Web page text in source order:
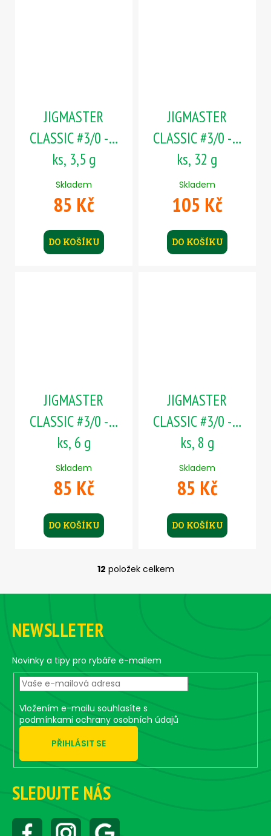
JIGMASTER
CLASSIC #3/0 - 5
ks, 3,5 g
Skladem
85 Kč
DO KOŠÍKU
JIGMASTER
CLASSIC #3/0 - 5
ks, 32 g
Skladem
105 Kč
DO KOŠÍKU
JIGMASTER
CLASSIC #3/0 - 5
ks, 6 g
Skladem
85 Kč
DO KOŠÍKU
JIGMASTER
CLASSIC #3/0 - 5
ks, 8 g
Skladem
85 Kč
DO KOŠÍKU
O
c
í
p
r
v
k
ý
12 položek celkem
Z
NEWSLLETER
Novinky a tipy pro rybáře e-mailem
Vložením e-mailu souhlasíte s
podmínkami ochrany osobních údajů
PŘIHLÁSIT SE
SLEDUJTE NÁS